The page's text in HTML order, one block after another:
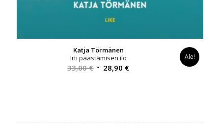
Katja Törmänen
Irti päästämisen ilo
33,00€ Alkuperäinen
28,90 €Nykyinen
Ale!